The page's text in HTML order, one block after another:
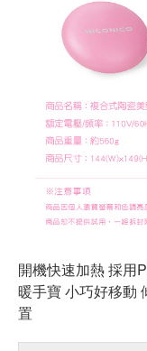
開機快速加熱 採用
暖手寶 小巧好移動
置